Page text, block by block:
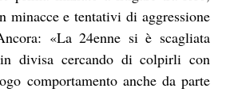
minacce e tentativi di aggressione
«La 24enne si è scagliata
divisa cercando di colpirli con
comportamento anche da parte